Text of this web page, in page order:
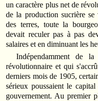
un caractère plus net de
de la production sucrière se
des terres, toute la
devait reculer pas à pas
salaires et en diminuant les
Indépendamment de
révolutionnaire et qui
derniers mois de 1905,
sérieux poussaient le
gouvernement. Au premier